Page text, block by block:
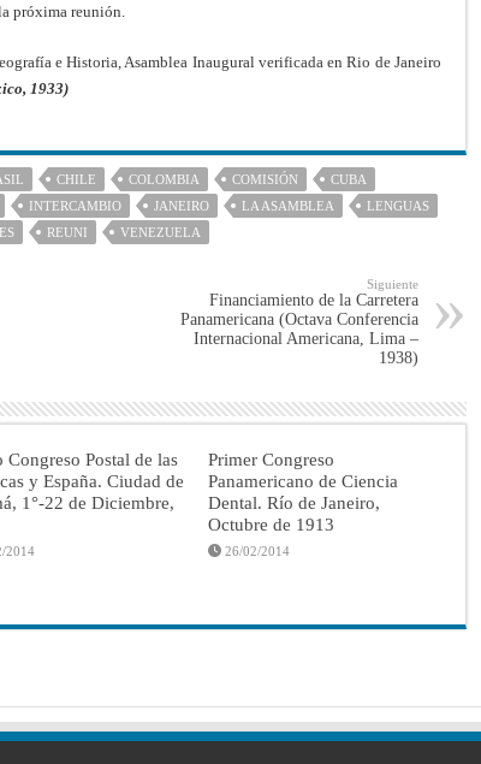
próxima reunión.
e Historia, Asamblea Inaugural verificada en Rio de Janeiro
1933)
CHILE COLOMBIA COMISIÓN
CUBA
INTERCAMBIO JANEIRO LA ASAMBLEA
LENGUAS
REUNI VENEZUELA
Siguiente
Financiamiento de la Carretera
Panamericana (Octava Conferencia
Internacional Americana, Lima –
1938)
Congreso Postal de las
y España. Ciudad de
1°-22 de Diciembre,
2014
Primer Congreso
Panamericano de Ciencia
Dental. Río de Janeiro,
Octubre de 1913
26/02/2014